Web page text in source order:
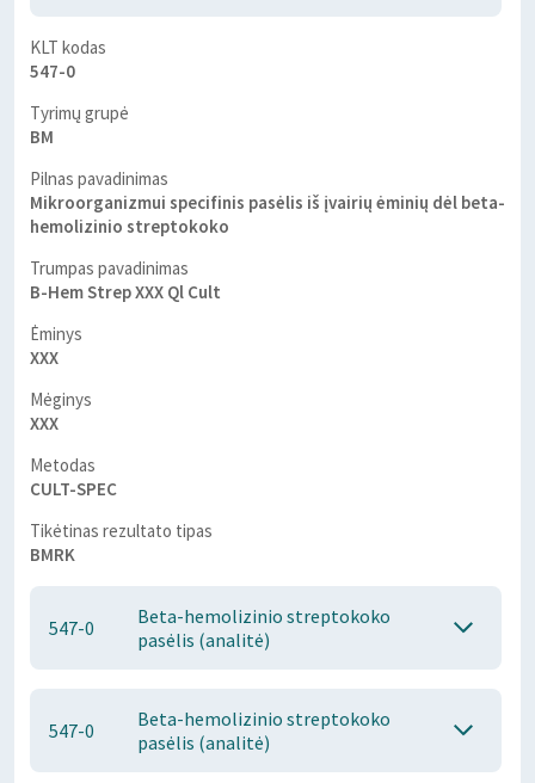
KLT kodas
547-0
Tyrimų grupė
BM
Pilnas pavadinimas
Mikroorganizmui specifinis pasėlis iš įvairių ėminių dėl beta-
hemolizinio streptokoko
Trumpas pavadinimas
B-Hem Strep XXX Ql Cult
Ėminys
XXX
Mėginys
XXX
Metodas
CULT-SPEC
Tikėtinas rezultato tipas
BMRK
547-0
Beta-hemolizinio streptokoko
pasėlis (analitė)
547-0
Beta-hemolizinio streptokoko
pasėlis (analitė)